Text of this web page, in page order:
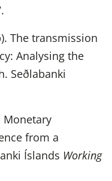
The transmission
Analysing the
Seðlabanki
Monetary
from a
Íslands Working